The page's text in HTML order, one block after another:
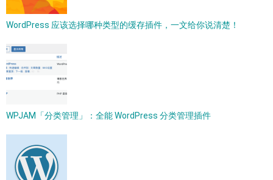
WordPress 应该选择哪种类型的缓存插件，一文给你说清楚！
WPJAM「分类管理」：全能 WordPress 分类管理插件